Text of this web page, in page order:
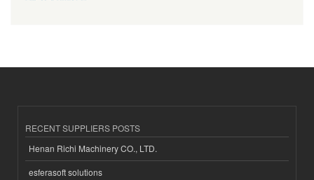
RECENT SUPPLIERS POSTS
Henan Richi Machinery CO., LTD.
esferasoft solutions